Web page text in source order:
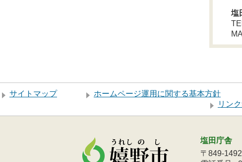
塩
サイトマップ ホームページ運用に関する基本方針
リン
塩田庁舎
〒849-